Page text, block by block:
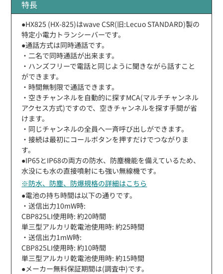
特長
●HX825 (HX-825)はwave CSR(旧:Lecuo STANDARD)製の
特定小電力トランシーバーです。
●通話方式は同時通話です。
・二名で同時通話が出来ます。
・ハンズフリーで電話と同じように聞きながら話すこと
ができます。
・時間無制限で通話できます。
・空きチャンネルを自動的に探すMCA(マルチチャンネル
アクセス方式)ですので、空きチャンネルを探す手間が省
けます。
・同じチャンネルの全員へ一斉呼び出しができます。
・接続は最初にコールボタンを押すだけでつながりま
す。
●IP65とIP68の両方の防水、防塵機能を備えているため、
水没にも水の直接噴射にも強い無線機です。
※防水、防塵、防爆規格の詳細はこちら
●電池の持ち時間は以下の通りです。
・送信出力10mW時:
CBP825LI使用時: 約20時間
単三型アルカリ乾電池使用時: 約25時間
・送信出力1mW時:
CBP825LI使用時: 約10時間
単三型アルカリ乾電池使用時: 約15時間
●メーカー無料保証期間は(調査中)です。